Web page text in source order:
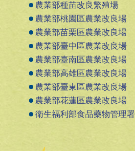
農業部種苗改良繁殖場
農業部桃園區農業改良場
農業部苗栗區農業改良場
農業部臺中區農業改良場
農業部臺南區農業改良場
農業部高雄區農業改良場
農業部臺東區農業改良場
農業部花蓮區農業改良場
衛生福利部食品藥物管理署